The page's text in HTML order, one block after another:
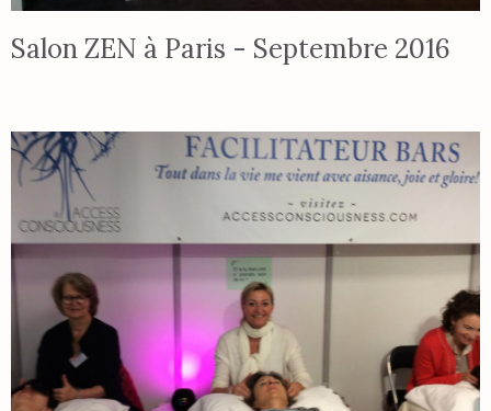
Salon ZEN à Paris - Septembre 2016